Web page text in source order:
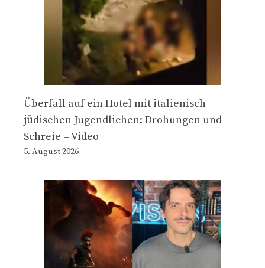
Überfall auf ein Hotel mit italienisch-
jüdischen Jugendlichen: Drohungen und
Schreie – Video
5. August 2026